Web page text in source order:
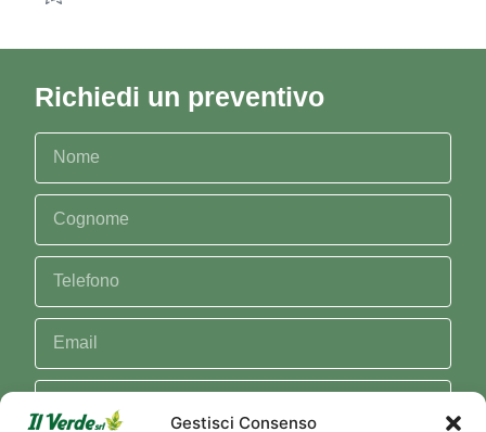
Gestisci Consenso
Richiedi un preventivo